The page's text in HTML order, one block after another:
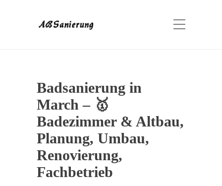
Badsanierung in
March – 🥇
Badezimmer & Altbau,
Planung, Umbau,
Renovierung,
Fachbetrieb